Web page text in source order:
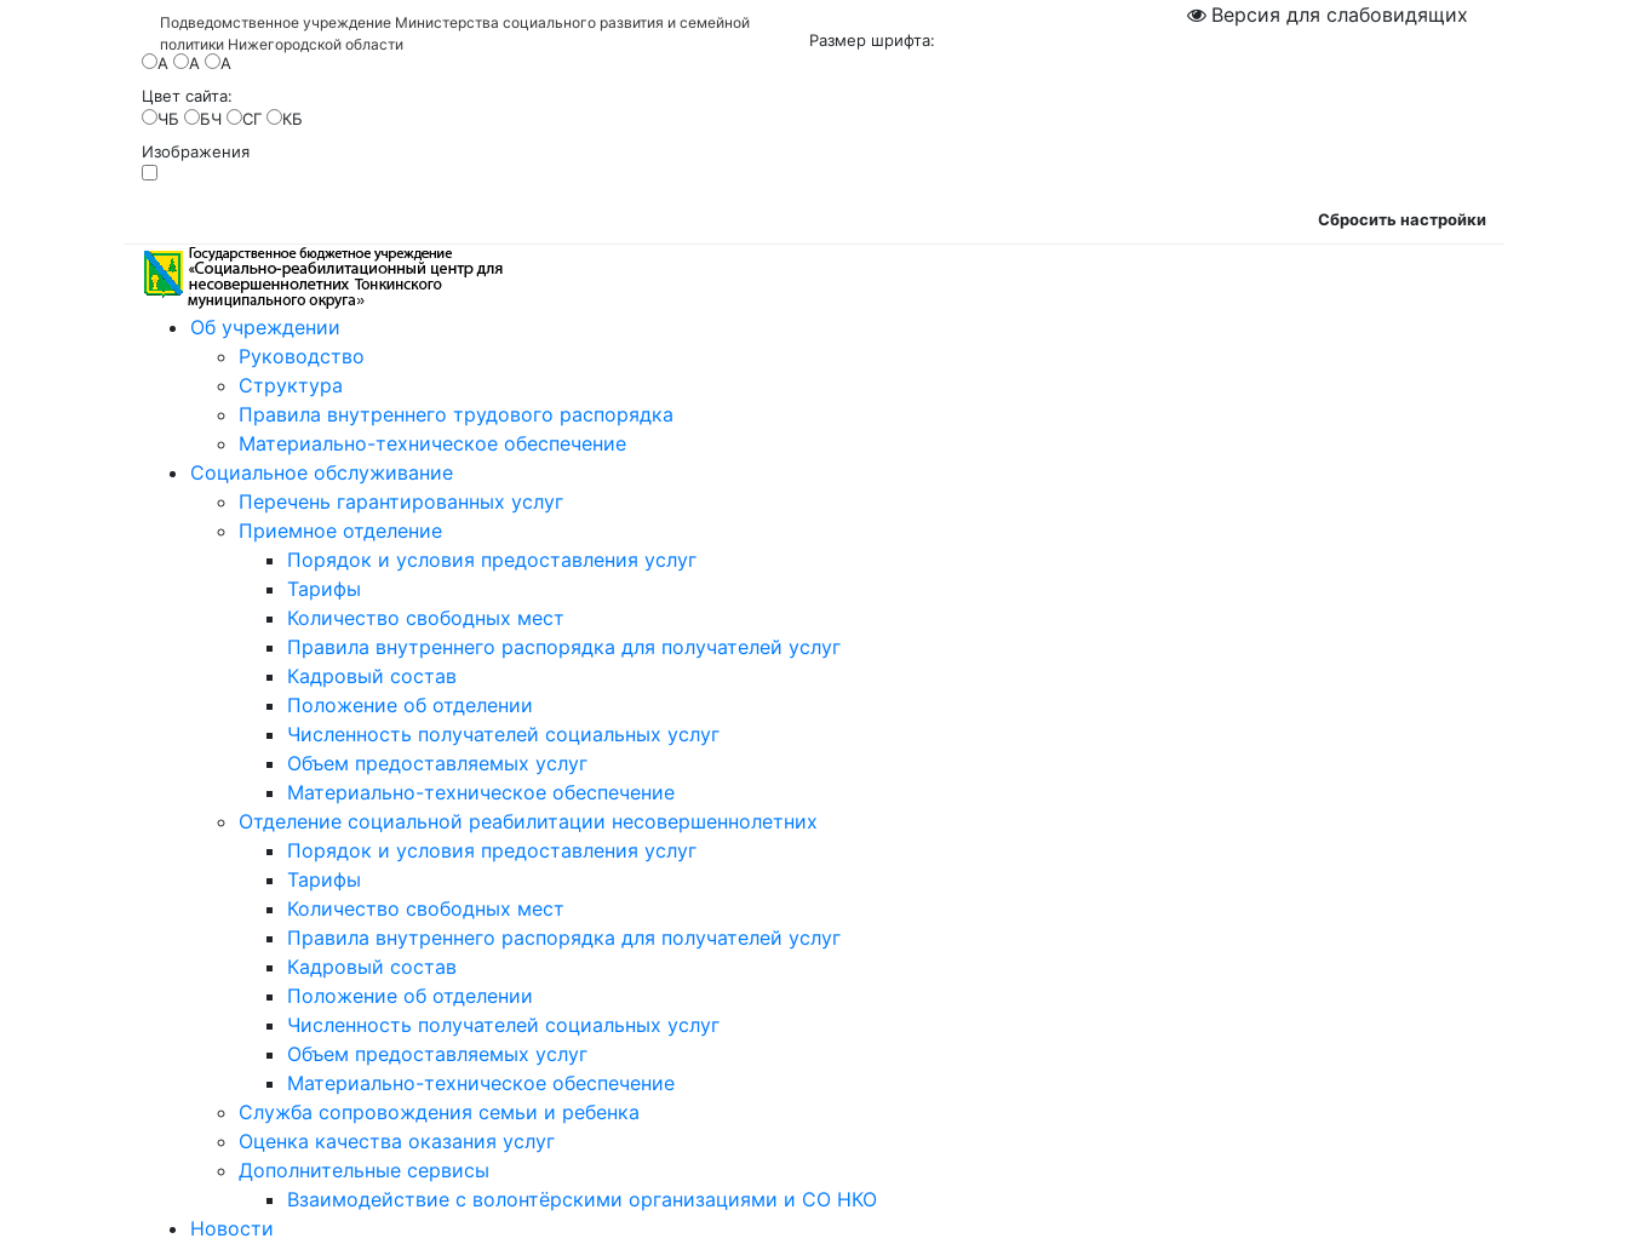
Подведомственное учреждение Министерства социального развития и семейной
политики Нижегородской области
Версия для слабовидящих
Размер шрифта:
A
A
A
Цвет сайта:
ЧБ
БЧ СГ
КБ
Изображения
Сбросить настройки
Об учреждении
Руководство
Структура
Правила внутреннего трудового распорядка
Материально-техническое обеспечение
Социальное обслуживание
Перечень гарантированных услуг
Приемное отделение
Порядок и условия предоставления услуг
Тарифы
Количество свободных мест
Правила внутреннего распорядка для получателей услуг
Кадровый состав
Положение об отделении
Численность получателей социальных услуг
Объем предоставляемых услуг
Материально-техническое обеспечение
Отделение социальной реабилитации несовершеннолетних
Порядок и условия предоставления услуг
Тарифы
Количество свободных мест
Правила внутреннего распорядка для получателей услуг
Кадровый состав
Положение об отделении
Численность получателей социальных услуг
Объем предоставляемых услуг
Материально-техническое обеспечение
Служба сопровождения семьи и ребенка
Оценка качества оказания услуг
Дополнительные сервисы
Взаимодействие с волонтёрскими организациями и СО НКО
Новости